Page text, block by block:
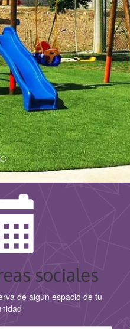
sociales
de algún espacio de tu